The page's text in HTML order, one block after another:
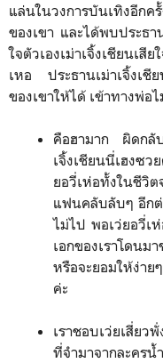
แล่นในวงการบันเทิงอีก
ของเขา และได้พบประธา
ใจตัวเองเม่าเจิ้งเชียนเ
เหอ ประธานเม่าเจิ้งเชี
ของเขาให้ได้ เข้าทางพ่อ
คือฮามาก ผิดกลั
เจิ้งเชียนนี่เฮงซว
ยอวี่เห่อทั้งในชี
แฟนคลับลับๆ อีก
ไม่ไป พอเว่ยอวี่เ
เอกของเราโดน
หรือจะยอมให้ง่า
ค่ะ
เราชอบเว่ยเสี่ยว
ที่จำมาจากละคร